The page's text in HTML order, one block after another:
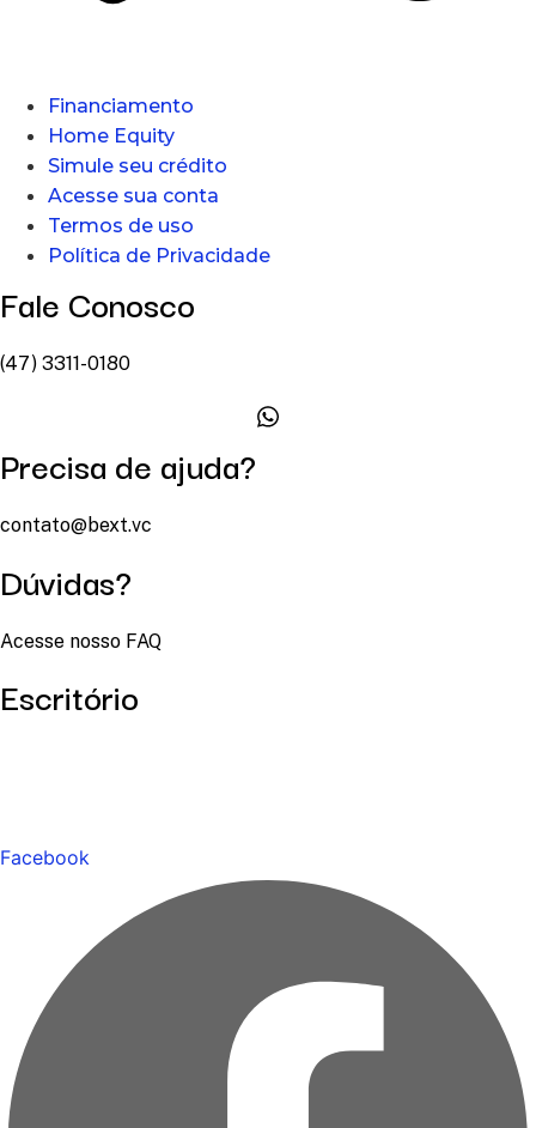
Financiamento
Home Equity
Simule seu crédito
Acesse sua conta
Termos de uso
Política de Privacidade
Fale Conosco
(47) 3311-0180
Precisa de ajuda?
contato@bext.vc
Dúvidas?
Acesse nosso FAQ
Escritório
Facebook